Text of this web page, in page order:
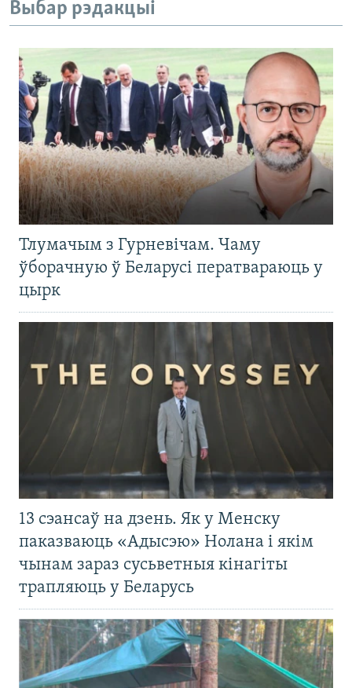
Выбар рэдакцыі
Тлумачым з Гурневічам. Чаму
ўборачную ў Беларусі ператвараюць у
цырк
13 сэансаў на дзень. Як у Менску
паказваюць «Адысэю» Нолана і якім
чынам зараз сусьветныя кінагіты
трапляюць у Беларусь